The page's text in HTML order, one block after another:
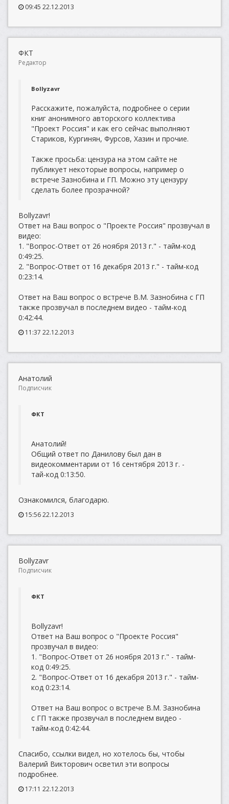
09:45 22.12.2013
ФКТ
Редактор
Bollyzavr
Расскажите, пожалуйста, подробнее о серии
книг анонимного авторского коллектива
"Проект Россия" и как его сейчас выполняют
Стариков, Кургинян, Фурсов, Хазин и прочие.
Также просьба: цензура на этом сайте не
публикует некоторые вопросы, например о
встрече Зазнобина и ГП. Можно эту цензуру
сделать более прозрачной?
Bollyzavr!
Ответ на Ваш вопрос о "Проекте Россия" прозвучал в
видео:
1. "Вопрос-Ответ от 26 ноября 2013 г." - тайм-код
0:49:25.
2. "Вопрос-Ответ от 16 декабря 2013 г." - тайм-код
0:23:14.
Ответ на Ваш вопрос о встрече В.М. Зазнобина с ГП
также прозвучал в последнем видео - тайм-код
0:42:44.
11:37 22.12.2013
Анатолий
Подписчик
ФКТ
Анатолий!
Общий ответ по Данилову был дан в
видеокомментарии от 16 сентября 2013 г. -
тай-код 0:13:50.
Ознакомился, благодарю.
15:56 22.12.2013
Bollyzavr
Подписчик
ФКТ
Bollyzavr!
Ответ на Ваш вопрос о "Проекте Россия"
прозвучал в видео:
1. "Вопрос-Ответ от 26 ноября 2013 г." - тайм-
код 0:49:25.
2. "Вопрос-Ответ от 16 декабря 2013 г." - тайм-
код 0:23:14.
Ответ на Ваш вопрос о встрече В.М. Зазнобина
с ГП также прозвучал в последнем видео -
тайм-код 0:42:44.
Спасибо, ссылки видел, но хотелось бы, чтобы
Валерий Викторович осветил эти вопросы
подробнее.
17:11 22.12.2013